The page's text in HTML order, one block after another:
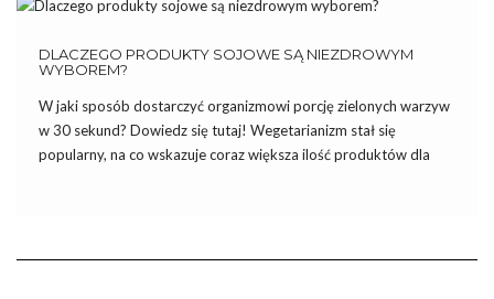
DLACZEGO PRODUKTY SOJOWE SĄ NIEZDROWYM
WYBOREM?
W jaki sposób dostarczyć organizmowi porcję zielonych warzyw
w 30 sekund? Dowiedz się tutaj! Wegetarianizm stał się
popularny, na co wskazuje coraz większa ilość produktów dla